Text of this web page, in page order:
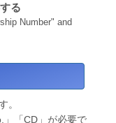
る
Number" and
。
」「CD」が必要で